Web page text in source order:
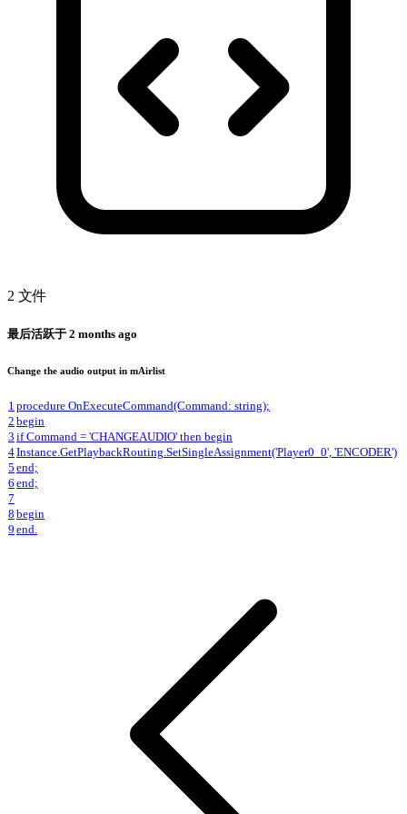
2 文件
最后活跃于 2 months ago
Change the audio output in mAirlist
1 procedure OnExecuteCommand(Command: string);
2 begin
3 if Command = 'CHANGEAUDIO' then begin
4Instance.GetPlaybackRouting.SetSingleAssignment('Player0_0', 'ENCODER')
5 end;
6 end;
7
8 begin
9 end.